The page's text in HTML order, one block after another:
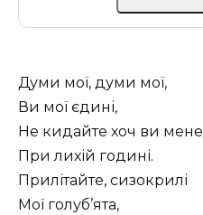
Думи мої, думи мої,
Ви мої єдині,
Не кидайте хоч ви мене
При лихій годині.
Прилітайте, сизокрилі
Мої голуб’ята,